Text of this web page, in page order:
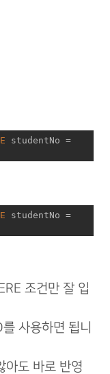
studentNo =
studentNo =
조건만 잘 입
사용하면 됩니
도 바로 반영